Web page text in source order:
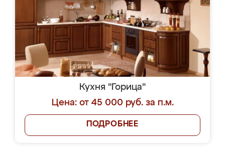
Кухня "Горица"
Цена: от 45 000 руб. за п.м.
ПОДРОБНЕЕ